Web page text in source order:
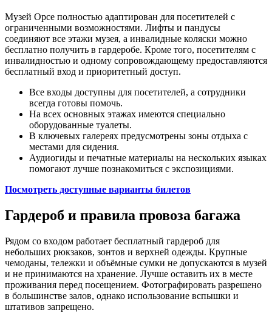
Музей Орсе полностью адаптирован для посетителей с
ограниченными возможностями. Лифты и пандусы
соединяют все этажи музея, а инвалидные коляски можно
бесплатно получить в гардеробе. Кроме того, посетителям с
инвалидностью и одному сопровождающему предоставляются
бесплатный вход и приоритетный доступ.
Все входы доступны для посетителей, а сотрудники
всегда готовы помочь.
На всех основных этажах имеются специально
оборудованные туалеты.
В ключевых галереях предусмотрены зоны отдыха с
местами для сидения.
Аудиогиды и печатные материалы на нескольких языках
помогают лучше познакомиться с экспозициями.
Посмотреть доступные варианты билетов
Гардероб и правила провоза багажа
Рядом со входом работает бесплатный гардероб для
небольших рюкзаков, зонтов и верхней одежды. Крупные
чемоданы, тележки и объёмные сумки не допускаются в музей
и не принимаются на хранение. Лучше оставить их в месте
проживания перед посещением. Фотографировать разрешено
в большинстве залов, однако использование вспышки и
штативов запрещено.